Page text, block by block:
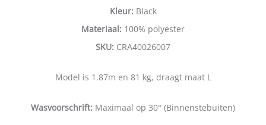
Kleur: Black
Materiaal: 100% polyester
SKU: CRA40026007
Model is 1.87m en 81 kg, draagt maat L
Wasvoorschrift: Maximaal op 30° (Binnenstebuiten)